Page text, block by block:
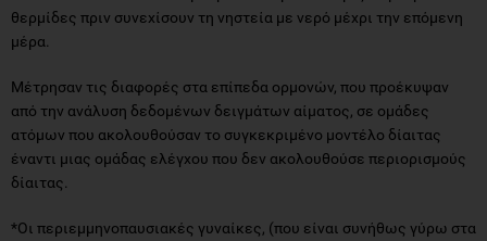
θερμίδες πριν συνεχίσουν τη νηστεία με νερό μέχρι την επόμενη
μέρα.
Μέτρησαν τις διαφορές στα επίπεδα ορμονών, που προέκυψαν
από την ανάλυση δεδομένων δειγμάτων αίματος, σε ομάδες
ατόμων που ακολουθούσαν το συγκεκριμένο μοντέλο δίαιτας
έναντι μιας ομάδας ελέγχου που δεν ακολουθούσε περιορισμούς
δίαιτας.
*Οι περιεμμηνοπαυσιακές γυναίκες, (που είναι συνήθως γύρω στα